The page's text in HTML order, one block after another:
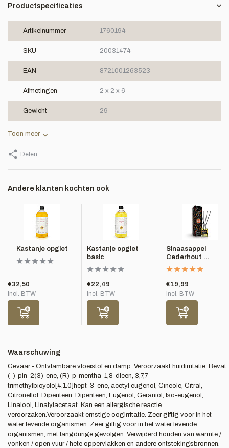
Productspecificaties
Artikelnummer 1760194
SKU 20031474
EAN 8721001263523
Afmetingen 2 x 2 x 6
Gewicht 29
Toon meer
Delen
Andere klanten kochten ook
Kastanje opgiet
€32,50
Incl. BTW
Kastanje opgiet
basic
€22,49
Incl. BTW
Sinaasappel
Cederhout ...
€19,99
Incl. BTW
Waarschuwing
Gevaar - Ontvlambare vloeistof en damp. Veroorzaakt huidirritatie. Bevat
(-)-pin-2(3)-ene, (R)-p-mentha-1,8-dieen, 3,7,7-
trimethylbicyclo[4.1.0]hept-3-ene, acetyl eugenol, Cineole, Citral,
Citronellol, Dipenteen, Dipenteen, Eugenol, Geraniol, Iso-eugenol,
Linalool, Linalylacetaat. Kan een allergische reactie
veroorzaken.Veroorzaakt ernstige oogirritatie. Zeer giftig voor in het
water levende organismen. Zeer giftig voor in het water levende
organismen, met langdurige gevolgen. Verwijderd houden van warmte /
vonken / open vuur / hete oppervlakken en andere ontstekingsbronnen. -